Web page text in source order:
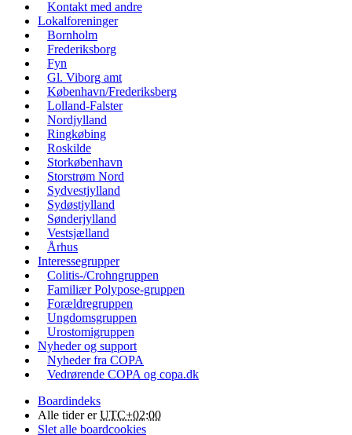
Kontakt med andre
Lokalforeninger
Bornholm
Frederiksborg
Fyn
Gl. Viborg amt
København/Frederiksberg
Lolland-Falster
Nordjylland
Ringkøbing
Roskilde
Storkøbenhavn
Storstrøm Nord
Sydvestjylland
Sydøstjylland
Sønderjylland
Vestsjælland
Århus
Interessegrupper
Colitis-/Crohngruppen
Familiær Polypose-gruppen
Forældregruppen
Ungdomsgruppen
Urostomigruppen
Nyheder og support
Nyheder fra COPA
Vedrørende COPA og copa.dk
Boardindeks
Alle tider erUTC+02:00
Slet alle boardcookies